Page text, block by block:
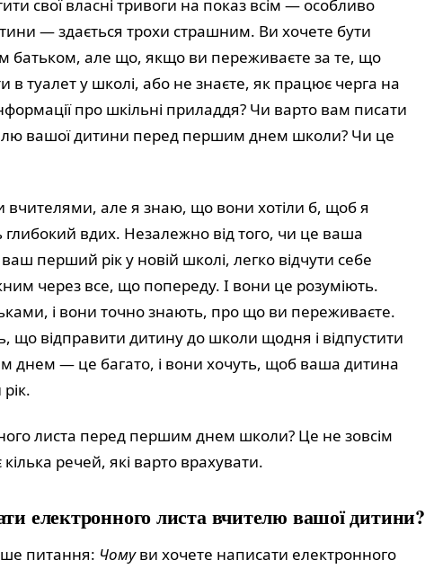
свої власні тривоги на показ всім — особливо
— здається трохи страшним. Ви хочете бути
батьком, але що, якщо ви переживаєте за те, що
туалет у школі, або не знаєте, як працює черга на
про шкільні приладдя? Чи варто вам писати
вашої дитини перед першим днем школи? Чи це
вчителями, але я знаю, що вони хотіли б, щоб я
глибокий вдих. Незалежно від того, чи це ваша
перший рік у новій школі, легко відчути себе
через все, що попереду. І вони це розуміють.
і вони точно знають, про що ви переживаєте.
що відправити дитину до школи щодня і відпустити
днем — це багато, і вони хочуть, щоб ваша дитина
листа перед першим днем школи? Це не зовсім
речей, які варто врахувати.
електронного листа вчителю вашої дитини?
питання: Чомуви хочете написати електронного